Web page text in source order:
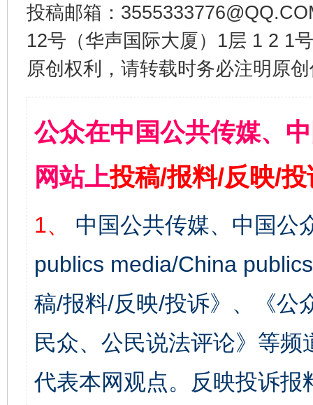
投稿邮箱：
12号（华声国际大厦）1层 1 2 1
原创权利，请转载时务必注明原
公众在中国公共传媒、
网站上投稿/报料/反映/
1、
中国公共传媒、中国公
publics media/China
稿/报料/反映/投诉》、《公
民众、公民说法评论》等
代表本网观点。反映投诉